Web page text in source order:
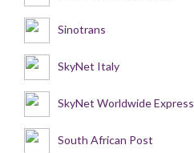
Sinotrans
SkyNet Italy
SkyNet Worldwide Express
South African Post